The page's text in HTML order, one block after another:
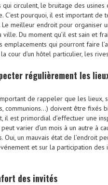
qui circulent, le bruitage des
C’est pourquoi, il est important de
Le meilleur endroit pour organiser
Du moment qu’il est sain et
emplacements qui pourront faire
la cour d’un hôtel particulier, les
régulièrement les
de rappeler que les lieux,
communions…) doivent être fixés
il est primordial d’effectuer une
varier d’un mois à un autre à
Oui, un mauvais état de l’endroit
et sur la participation
des invités